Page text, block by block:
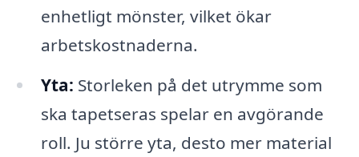
enhetligt mönster, vilket ökar
arbetskostnaderna.
Yta: Storleken på det utrymme som
ska tapetseras spelar en avgörande
roll. Ju större yta, desto mer material